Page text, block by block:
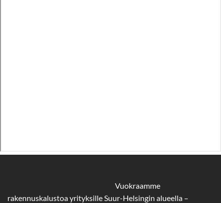
Vuokraamme
rakennuskalustoa yrityksille Suur-Helsingin alueella –